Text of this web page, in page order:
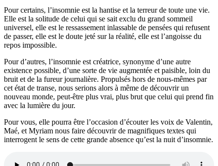
Pour certains, l’insomnie est la hantise et la terreur de toute une vie.
Elle est la solitude de celui qui se sait exclu du grand sommeil
universel, elle est le ressassement inlassable de pensées qui refusent
de passer, elle est le doute jeté sur la réalité, elle est l’angoisse du
repos impossible.
Pour d’autres, l’insomnie est créatrice, synonyme d’une autre
existence possible, d’une sorte de vie augmentée et paisible, loin du
bruit et de la fureur journalière. Propulsés hors de nous-mêmes par
cet état de transe, nous serions alors à même de découvrir un
nouveau monde, peut-être plus vrai, plus brut que celui qui prend fin
avec la lumière du jour.
Pour vous, elle pourra être l’occasion d’écouter les voix de Valentin,
Maé, et Myriam nous faire découvrir de magnifiques textes qui
interrogent le sens de cette grande absence qu’est la nuit d’insomnie.